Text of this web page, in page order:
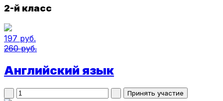
2-й класс
197 руб.
260 руб.
Английский язык